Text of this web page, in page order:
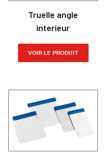
Truelle angle
interieur
VOIR LE PRODUIT